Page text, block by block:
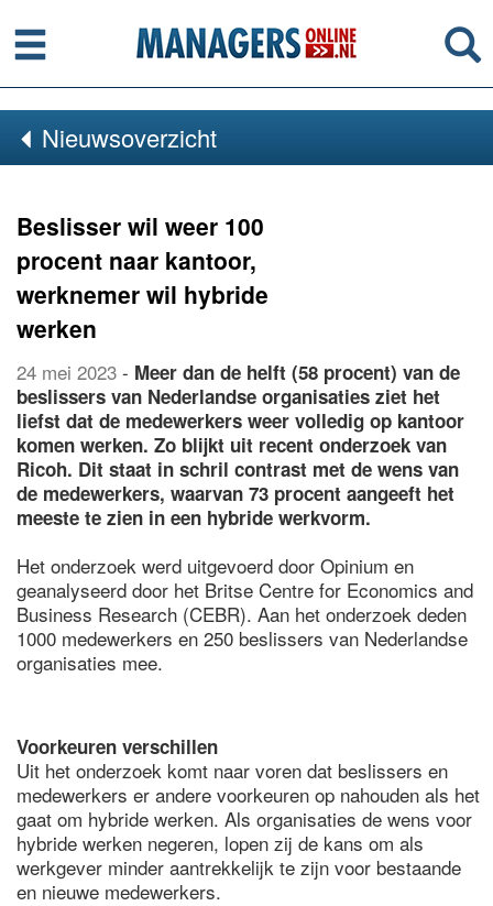
Menu
Nieuwsoverzicht
Beslisser wil weer 100
procent naar kantoor,
werknemer wil hybride
werken
24 mei 2023 - Meer dan de helft (58 procent) van de
beslissers van Nederlandse organisaties ziet het
liefst dat de medewerkers weer volledig op kantoor
komen werken. Zo blijkt uit recent onderzoek van
Ricoh. Dit staat in schril contrast met de wens van
de medewerkers, waarvan 73 procent aangeeft het
meeste te zien in een hybride werkvorm.
Het onderzoek werd uitgevoerd door Opinium en
geanalyseerd door het Britse Centre for Economics and
Business Research (CEBR). Aan het onderzoek deden
1000 medewerkers en 250 beslissers van Nederlandse
organisaties mee.
Voorkeuren verschillen
Uit het onderzoek komt naar voren dat beslissers en
medewerkers er andere voorkeuren op nahouden als het
gaat om hybride werken. Als organisaties de wens voor
hybride werken negeren, lopen zij de kans om als
werkgever minder aantrekkelijk te zijn voor bestaande
en nieuwe medewerkers.